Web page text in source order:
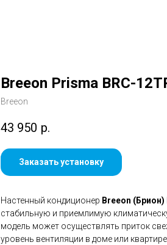
Breeon Prisma BRC-
Breeon
43 950 р.
Заказать установку
Настенный кондиционер Breeon (Брион)
стабильную и приемлимую
модель может осуществлять приток
уровень вентиляции в доме или